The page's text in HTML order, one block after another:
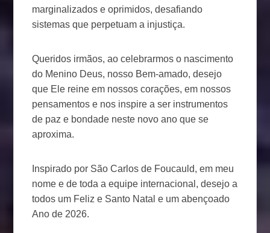
marginalizados e oprimidos, desafiando
sistemas que perpetuam a injustiça.
Queridos irmãos, ao celebrarmos o nascimento
do Menino Deus, nosso Bem-amado, desejo
que Ele reine em nossos corações, em nossos
pensamentos e nos inspire a ser instrumentos
de paz e bondade neste novo ano que se
aproxima.
Inspirado por São Carlos de Foucauld, em meu
nome e de toda a equipe internacional, desejo a
todos um Feliz e Santo Natal e um abençoado
Ano de 2026.